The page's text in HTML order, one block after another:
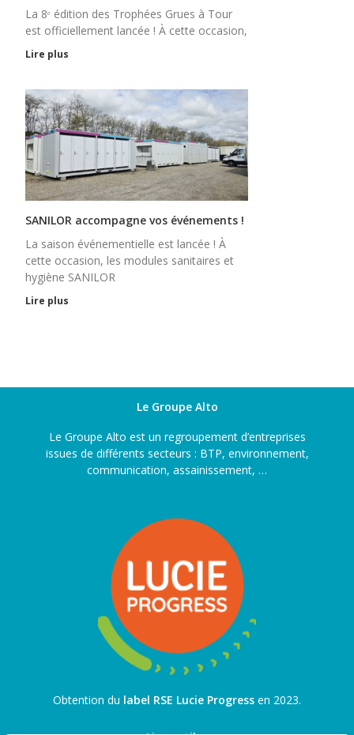
La 8ᵉ édition des Trophées Grues à Tour
est officiellement lancée ! À cette occasion,
Lire plus
SANILOR accompagne vos événements !
La saison événementielle est lancée ! À
cette occasion, les modules sanitaires et
hygiène SANILOR
Lire plus
Le Groupe Alto
Le Groupe Alto est un regroupement d’entreprises
issues de différents secteurs : BTP, environnement,
communication, assainissement, …
Obtention du label RSE Lucie Progress en 2023.